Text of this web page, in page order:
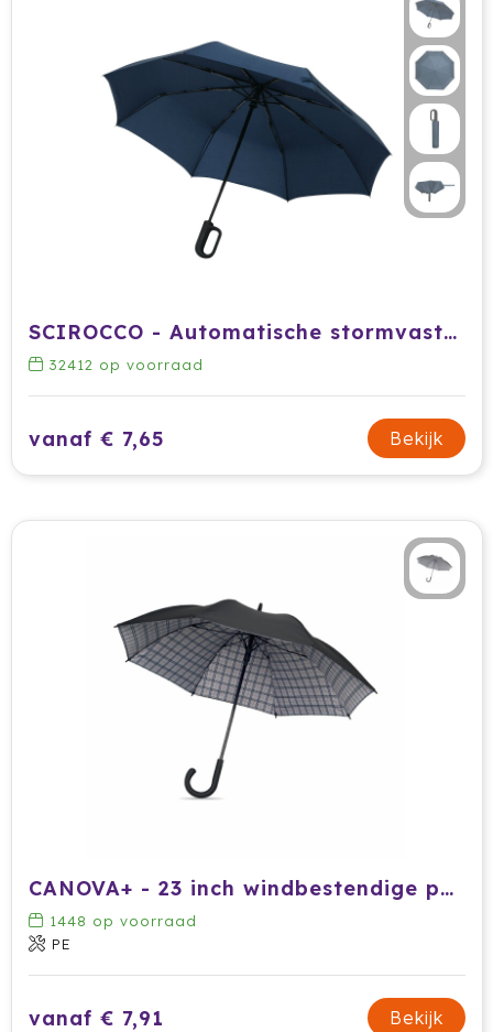
SCIROCCO - Automatische stormvaste pocket-paraplu
32412 op voorraad
vanaf € 7,65 Bekijk
CANOVA+ - 23 inch windbestendige paraplu
1448 op voorraad
PE
vanaf € 7,91 Bekijk